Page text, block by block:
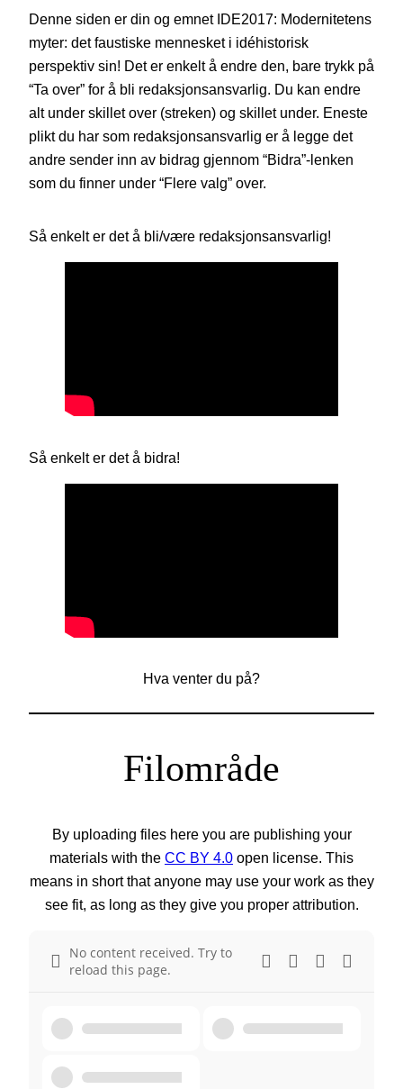
Denne siden er din og emnet IDE2017: Modernitetens
myter: det faustiske mennesket i idéhistorisk
perspektiv sin! Det er enkelt å endre den, bare trykk på
“Ta over” for å bli redaksjonsansvarlig. Du kan endre
alt under skillet over (streken) og skillet under. Eneste
plikt du har som redaksjonsansvarlig er å legge det
andre sender inn av bidrag gjennom “Bidra”-lenken
som du finner under “Flere valg” over.
Så enkelt er det å bli/være redaksjonsansvarlig!
Så enkelt er det å bidra!
Hva venter du på?
Filområde
By uploading files here you are publishing your
materials with the CC BY 4.0 open license. This
means in short that anyone may use your work as they
see fit, as long as they give you proper attribution.
No content received. Try to
reload this page.